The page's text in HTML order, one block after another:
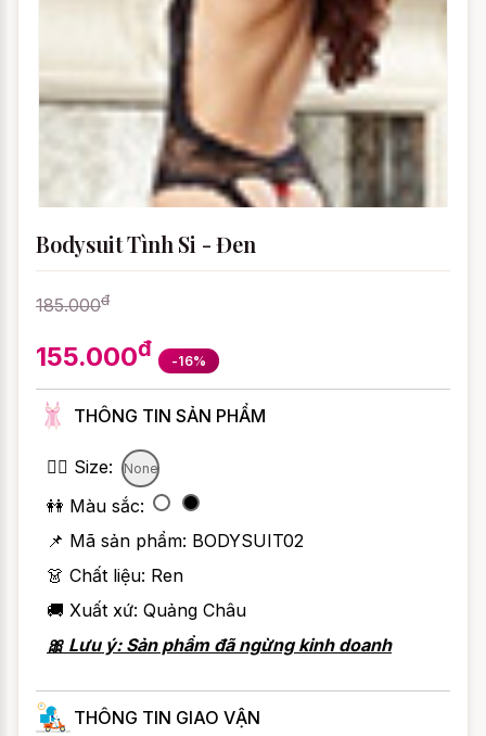
Bodysuit Tình Si - Đen
185.000đ
155.000đ -16%
THÔNG TIN SẢN PHẨM
👯‍♀️ Size: None
👭 Màu sắc:
📌 Mã sản phẩm: BODYSUIT02
👗 Chất liệu: Ren
🚚 Xuất xứ: Quảng Châu
🎀 Lưu ý: Sản phẩm đã ngừng kinh doanh
THÔNG TIN GIAO VẬN